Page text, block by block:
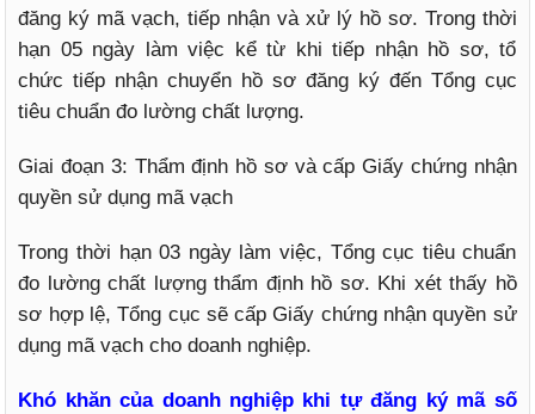
đăng ký mã vạch, tiếp nhận và xử lý hồ sơ. Trong thời
hạn 05 ngày làm việc kể từ khi tiếp nhận hồ sơ, tổ
chức tiếp nhận chuyển hồ sơ đăng ký đến Tổng cục
tiêu chuẩn đo lường chất lượng.
Giai đoạn 3: Thẩm định hồ sơ và cấp Giấy chứng nhận
quyền sử dụng mã vạch
Trong thời hạn 03 ngày làm việc, Tổng cục tiêu chuẩn
đo lường chất lượng thẩm định hồ sơ. Khi xét thấy hồ
sơ hợp lệ, Tổng cục sẽ cấp Giấy chứng nhận quyền sử
dụng mã vạch cho doanh nghiệp.
Khó khăn của doanh nghiệp khi tự đăng ký mã số